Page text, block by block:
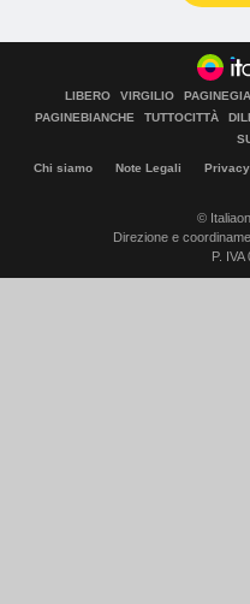
LIBERO VIRGILIO
PAGINEBIANCHE
TUTTOCITTÀ
Chi siamo Note Legali Privacy
©
Direzione e
P.